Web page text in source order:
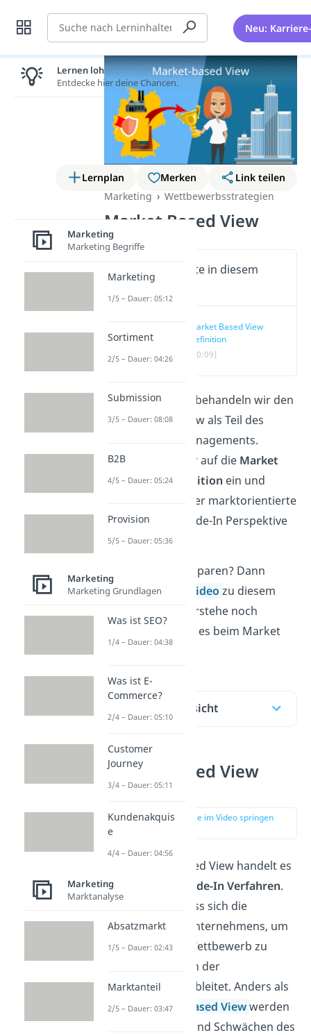
Suche Neu:
Lernplan Merken
Link teilen
Marketing
Wettbewerbsstrategien
Market Based View
Wichtige Inhalte in diesem
Video
Market Based View
Definition
(00:09)
In diesem Artikel behandeln wir den
Market Based View als Teil des
strategischen Managements.
Hierbei gehen wir auf die Market
Based View Definition ein und
erklären, wieso der marktorientierte
Ansatz eine Outside-In Perspektive
ist.
Du willst dir Zeit sparen? Dann
schau dir unser
Video zu diesem
Thema an und verstehe noch
schneller, worum es beim Market
Based View geht.
Inhaltsübersicht
Market Based View
Definition
zur Stelle im Video springen
Beim Market Based View handelt es
sich um ein
Outside-In Verfahren.
Das bedeutet, dass sich die
Strategie eines Unternehmens, um
sich optimal im Wettbewerb zu
positionieren, von der
Marktsituation
ableitet. Anders als
beimResource Based Viewwerden
hier die Stärken und Schwächen des
Lernen lohnt sich!
Entdecke hier deine Chancen.
Marketing
Marketing Begriffe
Marketing
1/5 – Dauer: 05:12
Sortiment
2/5 – Dauer: 04:26
Submission
3/5 – Dauer: 08:08
B2B
4/5 – Dauer: 05:24
Provision
5/5 – Dauer: 05:36
Marketing
Marketing Grundlagen
Was ist SEO?
1/4 – Dauer: 04:38
Was ist E-
Commerce?
2/4 – Dauer: 05:10
Customer
Journey
3/4 – Dauer: 05:11
Kundenakquis
e
4/4 – Dauer: 04:56
Marketing
Marktanalyse
Absatzmarkt
1/5 – Dauer: 02:43
Marktanteil
2/5 – Dauer: 03:47